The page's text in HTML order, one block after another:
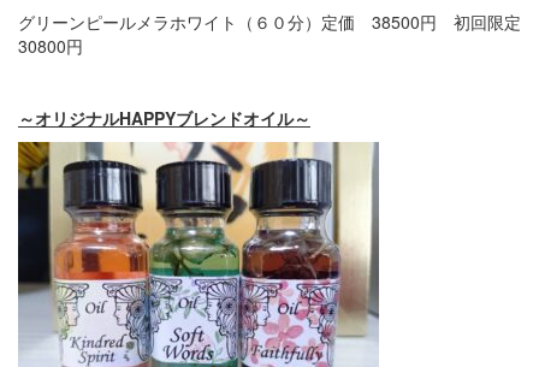
グリーンピールメラホワイト（６０分）定価 38500円 初回限定
30800円
～オリジナルHAPPYブレンドオイル～